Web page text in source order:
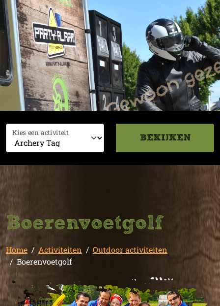
Kies een activiteit
BEKIJKEN
Boerenvoetgolf
Home Activiteiten
Outdoor activiteiten
Boerenvoetgolf